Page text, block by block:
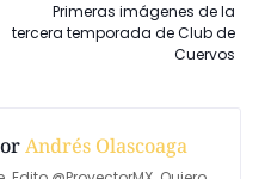
Primeras imágenes de la
tercera temporada de Club de
Cuervos
Andrés Olascoaga